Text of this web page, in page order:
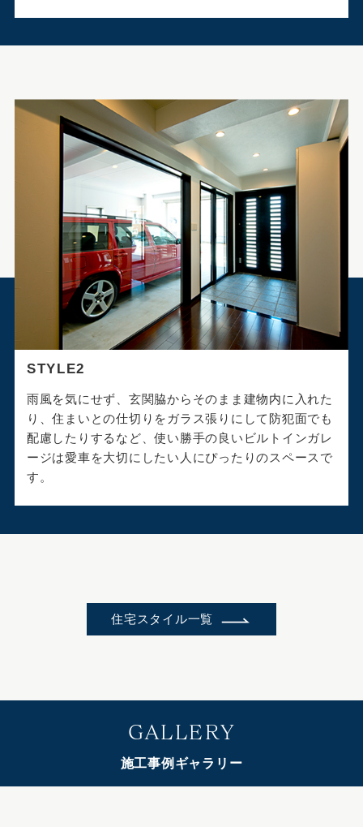
STYLE2
雨風を気にせず、玄関脇からそのまま建物内に入れた
り、住まいとの仕切りをガラス張りにして防犯面でも
配慮したりするなど、使い勝手の良いビルトインガレ
ージは愛車を大切にしたい人にぴったりのスペースで
す。
住宅スタイル一覧
GALLERY
施工事例ギャラリー